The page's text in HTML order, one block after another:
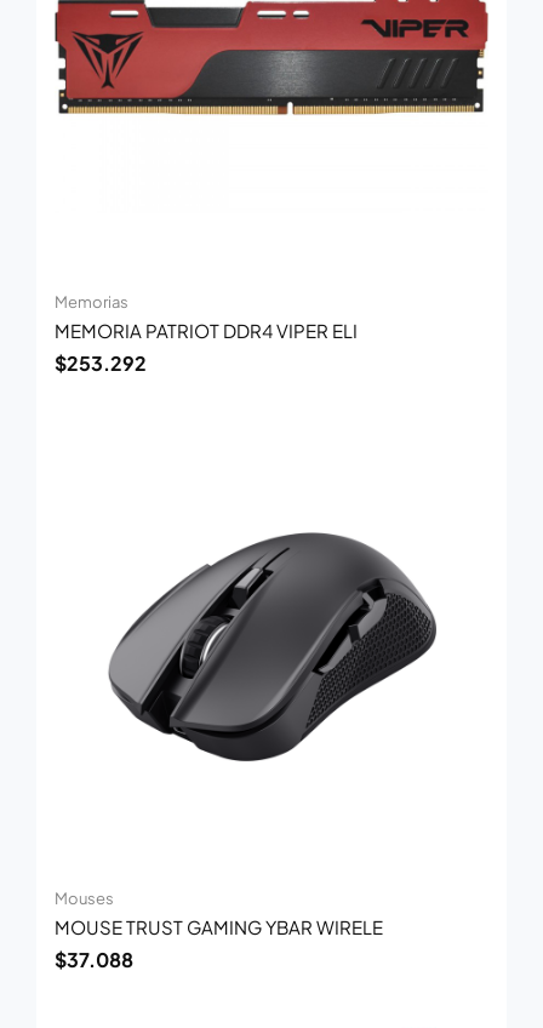
Memorias
MEMORIA PATRIOT DDR4 VIPER ELI
$253.292
Mouses
MOUSE TRUST GAMING YBAR WIRELE
$37.088